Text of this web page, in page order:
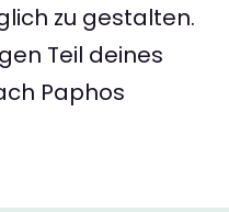
zu gestalten.
Teil deines
Paphos